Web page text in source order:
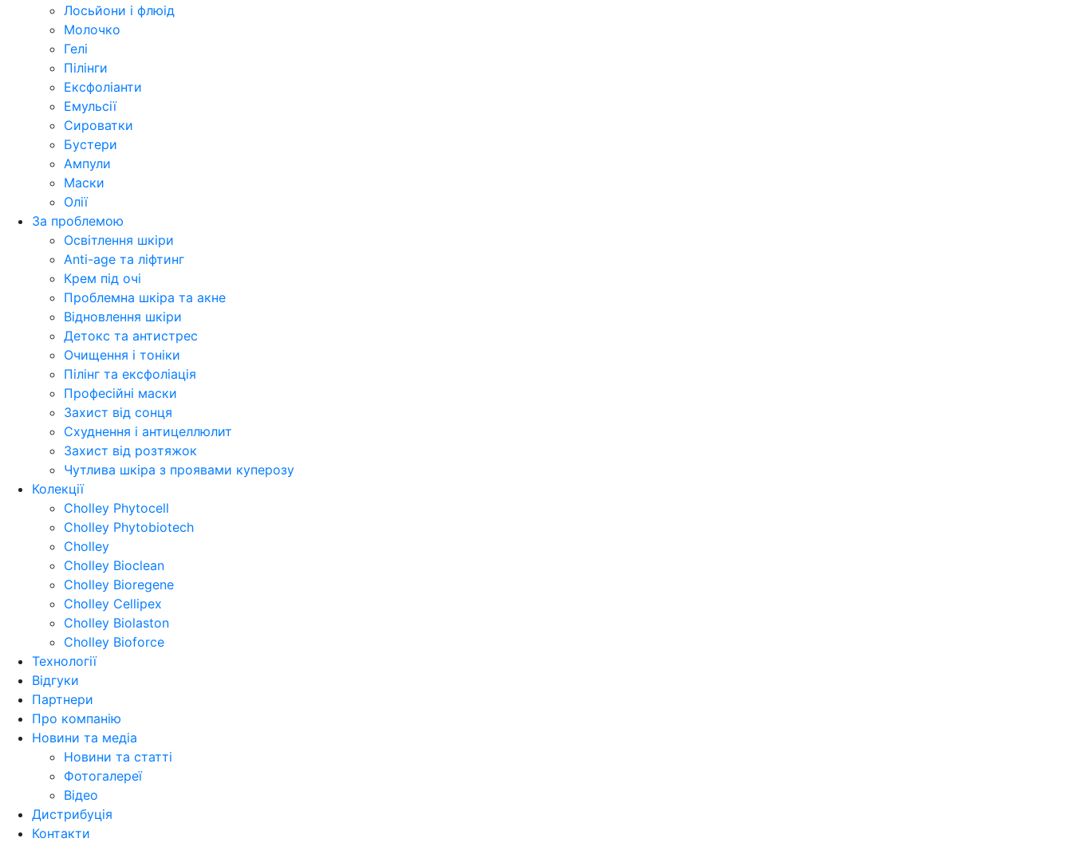
Лосьйони і флюід
Молочко
Гелі
Пілінги
Ексфоліанти
Емульсії
Сироватки
Бустери
Ампули
Маски
Олії
За проблемою
Освітлення шкіри
Anti-age та ліфтинг
Крем під очі
Проблемна шкіра та акне
Відновлення шкіри
Детокс та антистрес
Очищення і тоніки
Пілінг та ексфоліація
Професійні маски
Захист від сонця
Схуднення і антицеллюлит
Захист від розтяжок
Чутлива шкіра з проявами куперозу
Колекції
Cholley Phytocell
Cholley Phytobiotech
Cholley
Cholley Bioclean
Cholley Bioregene
Cholley Cellipex
Cholley Biolaston
Cholley Bioforce
Технології
Відгуки
Партнери
Про компанію
Новини та медіа
Новини та статті
Фотогалереї
Відео
Дистрибуція
Контакти